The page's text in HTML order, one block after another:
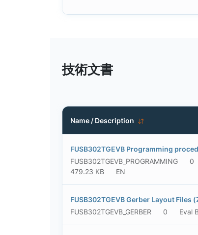
技術文書
Name / Description
FUSB302TGEVB Programming
FUSB302TGEVB_PROGRAMMING
0
479.23 KB
EN
FUSB302TGEVB Gerber Layout Files
FUSB302TGEVB_GERBER
0 Eval